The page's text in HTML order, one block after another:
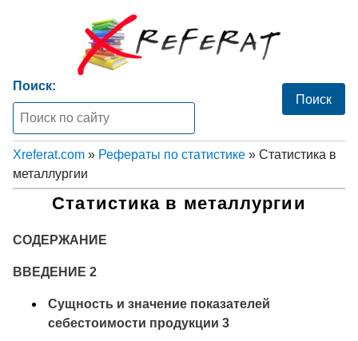
Поиск:
Xreferat.com » Рефераты по статистике » Статистика в
металлургии
Статистика в металлургии
СОДЕРЖАНИЕ
ВВЕДЕНИЕ 2
Сущность и значение показателей
себестоимости продукции 3